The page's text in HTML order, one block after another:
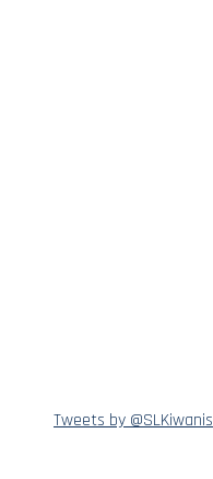
Tweets by @SLKiwanis